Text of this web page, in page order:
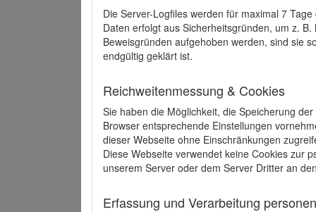
Die Server-Logfiles werden für maximal 7
Daten erfolgt aus Sicherheitsgründen, um z.
Beweisgründen aufgehoben werden, sind sie
endgültig geklärt ist.
Reichweitenmessung & Cookies
Sie haben die Möglichkeit, die Speicherung
Browser entsprechende Einstellungen
dieser Webseite ohne Einschränkungen
Diese Webseite verwendet keine Cookies zur
unserem Server oder dem Server Dritter an
Erfassung und Verarbeitung